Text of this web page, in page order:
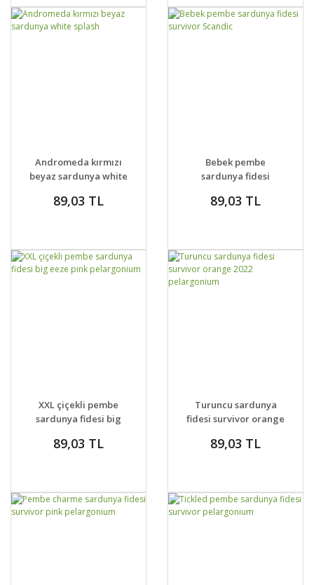
DETAYLAR
VER
Andromeda kırmızı
beyaz sardunya white
89,03 TL
DETAYLAR
VER
Bebek pembe
sardunya fidesi
89,03 TL
DETAYLAR
VER
XXL çiçekli pembe
sardunya fidesi big
pelargonium
89,03 TL
DETAYLAR
VER
Turuncu sardunya
fidesi survivor orange
89,03 TL